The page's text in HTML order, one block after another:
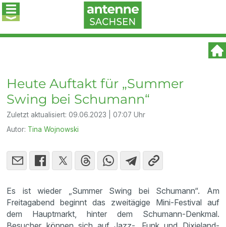
Heute Auftakt für „Summer
Swing bei Schumann“
Zuletzt aktualisiert:09.06.2023 | 07:07 Uhr
Autor: Tina Wojnowski
Es ist wieder „Summer Swing bei Schumann“. Am
Freitagabend beginnt das zweitägige Mini-Festival auf
dem Hauptmarkt, hinter dem Schumann-Denkmal.